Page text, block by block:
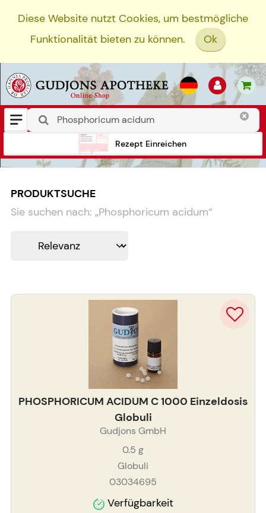
Diese Website nutzt Cookies, um bestmögliche
Funktionalität bieten zu können.
Ok
Rezept Einreichen
PRODUKTSUCHE
Sie suchen nach: „Phosphoricum acidum“
PHOSPHORICUM ACIDUM C 1000 Einzeldosis
Globuli
Gudjons GmbH
0.5 g
Globuli
03034695
Verfügbarkeit